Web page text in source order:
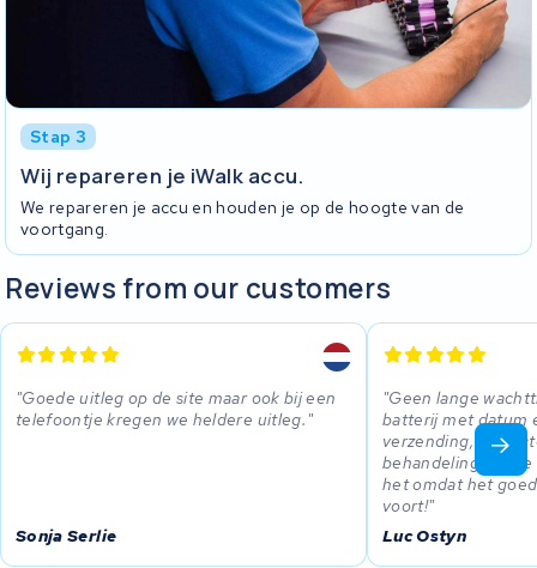
Stap 3
Wij repareren je iWalk accu.
We repareren je accu en houden je op de hoogte van de
voortgang.
Reviews from our customers
Goede uitleg op de site maar ook bij een
telefoontje kregen we heldere uitleg.
Sonja Serlie
Geen lange
batterij met datum
verzending,
behandeling, als
het omdat het
voort!
Luc Ostyn